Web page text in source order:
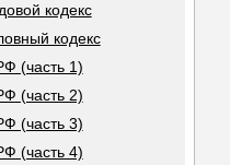
кодекс
кодекс
(часть 1)
(часть 2)
(часть 3)
(часть 4)